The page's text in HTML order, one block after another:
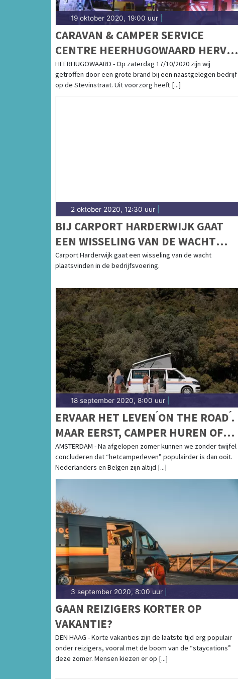
19 oktober 2020, 19:00 uur
CARAVAN & CAMPER SERVICE
CENTRE HEERHUGOWAARD HERVAT
WERKZAAMHEDEN NA BRAND
HEERHUGOWAARD - Op zaterdag 17/10/2020 zijn wij
getroffen door een grote brand bij een naastgelegen bedrijf
op de Stevinstraat. Uit voorzorg heeft [...]
2 oktober 2020, 12:30 uur
BIJ CARPORT HARDERWIJK GAAT
EEN WISSELING VAN DE WACHT
PLAATSVINDEN IN DE
BEDRIJFSVOERING
Carport Harderwijk gaat een wisseling van de wacht
plaatsvinden in de bedrijfsvoering.
18 september 2020, 8:00 uur
ERVAAR HET LEVEN ́ON THE ROAD ́.
MAAR EERST, CAMPER HUREN OF
KOPEN?
AMSTERDAM - Na afgelopen zomer kunnen we zonder twijfel
concluderen dat “hetcamperleven” populairder is dan ooit.
Nederlanders en Belgen zijn altijd [...]
3 september 2020, 8:00 uur
GAAN REIZIGERS KORTER OP
VAKANTIE?
DEN HAAG - Korte vakanties zijn de laatste tijd erg populair
onder reizigers, vooral met de boom van de “staycations”
deze zomer. Mensen kiezen er op [...]